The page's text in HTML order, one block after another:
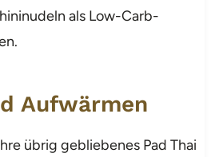
als Low-Carb-
Aufwärmen
übrig gebliebenes Pad Thai